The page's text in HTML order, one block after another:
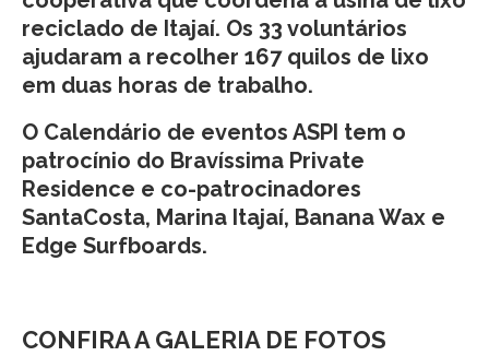
reciclado de Itajaí. Os 33 voluntários
ajudaram a recolher 167 quilos de lixo
em duas horas de trabalho.
O Calendário de eventos ASPI tem o
patrocínio do Bravíssima Private
Residence e co-patrocinadores
SantaCosta, Marina Itajaí, Banana Wax e
Edge Surfboards.
CONFIRA A GALERIA DE FOTOS